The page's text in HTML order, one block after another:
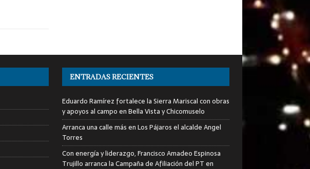
ENTRADAS RECIENTES
Eduardo Ramírez fortalece la Sierra Mariscal con obras
y apoyos al campo en Bella Vista y Chicomuselo
Arranca una calle más en Los Pájaros el alcalde Angel
Torres
Con energía y liderazgo, Francisco Amadeo Espinosa
Trujillo arranca la Campaña de Afiliación del PT en